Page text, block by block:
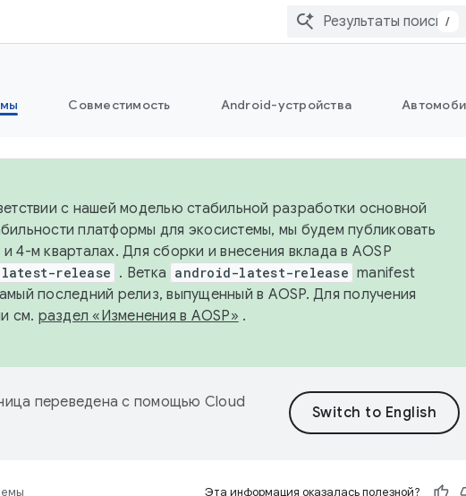
/
Совместимость Android-устройства
с нашей моделью стабильной разработки основной
платформы для экосистемы, мы будем публиковать
4-м кварталах. Для сборки и внесения вклада в AOSP
release . Ветка android-latest-release manifest
последний релиз, выпущенный в AOSP. Для получения
см. раздел «Изменения в AOSP» .
переведена с помощью Cloud
Эта информация оказалась полезной?